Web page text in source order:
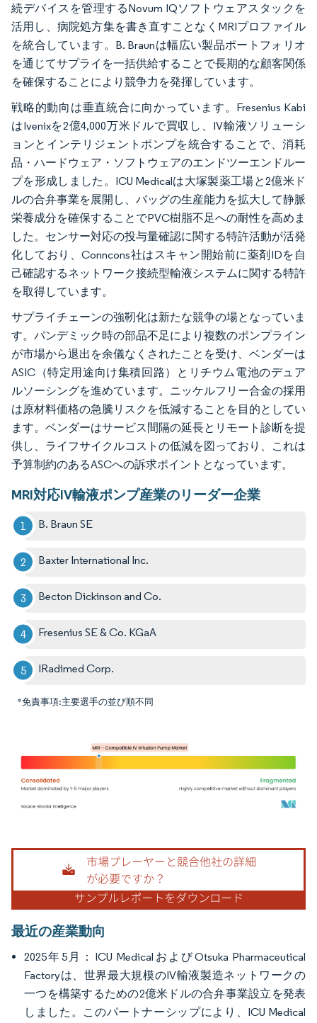
続デバイスを管理するNovum IQソフトウェアスタックを
活用し、病院処方集を書き直すことなくMRIプロファイル
を統合しています。B. Braunは幅広い製品ポートフォリオ
を通じてサプライを一括供給することで長期的な顧客関係
を確保することにより競争力を発揮しています。
戦略的動向は垂直統合に向かっています。Fresenius Kabi
はIvenixを2億4,000万米ドルで買収し、IV輸液ソリューシ
ョンとインテリジェントポンプを統合することで、消耗
品・ハードウェア・ソフトウェアのエンドツーエンドルー
プを形成しました。ICU Medicalは大塚製薬工場と2億米ド
ルの合弁事業を展開し、バッグの生産能力を拡大して静脈
栄養成分を確保することでPVC樹脂不足への耐性を高めま
した。センサー対応の投与量確認に関する特許活動が活発
化しており、Conncons社はスキャン開始前に薬剤IDを自
己確認するネットワーク接続型輸液システムに関する特許
を取得しています。
サプライチェーンの強靭化は新たな競争の場となっていま
す。パンデミック時の部品不足により複数のポンプライン
が市場から退出を余儀なくされたことを受け、ベンダーは
ASIC（特定用途向け集積回路）とリチウム電池のデュア
ルソーシングを進めています。ニッケルフリー合金の採用
は原材料価格の急騰リスクを低減することを目的としてい
ます。ベンダーはサービス間隔の延長とリモート診断を提
供し、ライフサイクルコストの低減を図っており、これは
予算制約のあるASCへの訴求ポイントとなっています。
MRI対応IV輸液ポンプ産業のリーダー企業
B. Braun SE
Baxter International Inc.
Becton Dickinson and Co.
Fresenius SE & Co. KGaA
IRadimed Corp.
*免責事項:主要選手の並び順不同
画像 © Mordor Intelligence。再利用にはCC BY 4.0の表示が必要です。
最近の産業動向
2025年5月：ICU MedicalおよびOtsuka Pharmaceutical
Factoryは、世界最大規模のIV輸液製造ネットワークの
一つを構築するための2億米ドルの合弁事業設立を発表
しました。このパートナーシップにより、ICU Medical